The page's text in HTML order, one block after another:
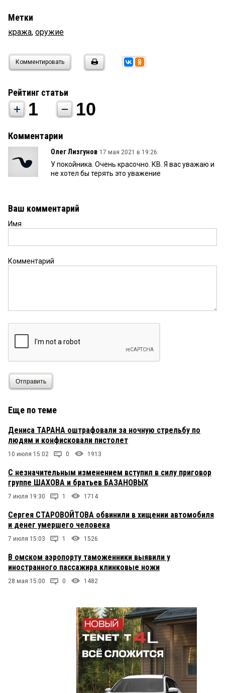
Метки
кража, оружие
Комментировать
Рейтинг статьи
1 10
Комментарии
Олег Лизгунов 17 мая 2021 в 19:26:
У покойника. Очень красочно. КВ. Я вас уважаю и
не хотел бы терять это уважение
Ваш комментарий
Имя
Комментарий
Отправить
Еще по теме
Дениса ТАРАНА оштрафовали за ночную стрельбу по
людям и конфисковали пистолет
10 июля 15:02 0 1913
С незначительным изменением вступил в силу приговор
группе ШАХОВА и братьев БАЗАНОВЫХ
7 июля 19:30 1 1714
Сергея СТАРОВОЙТОВА обвинили в хищении автомобиля
и денег умершего человека
7 июля 15:03 1 1526
В омском аэропорту таможенники выявили у
иностранного пассажира клинковые ножи
28 мая 15:00 0 1482